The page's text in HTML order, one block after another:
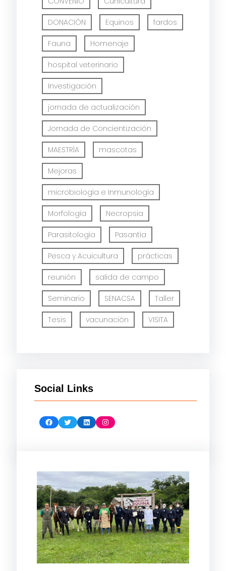
DONACIÓN Equinos fardos
Fauna Homenaje
hospital veterinario
Investigación
jornada de actualización
Jornada de Concientización
MAESTRÍA mascotas
Mejoras
microbiología e Inmunología
Morfología Necropsia
Parasitología Pasantía
Pesca y Acuicultura prácticas
reunión salida de campo
Seminario SENACSA Taller
Tesis vacunación VISITA
Social Links
Facebook Twitter LinkedIn Instagram